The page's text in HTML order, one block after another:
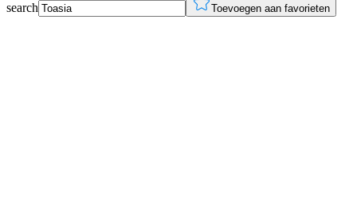
search Toevoegen aan favorieten